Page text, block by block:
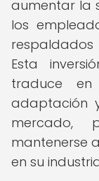
aumentar la
los
Esta
traduce
adaptación
mercado,
mantenerse
en su